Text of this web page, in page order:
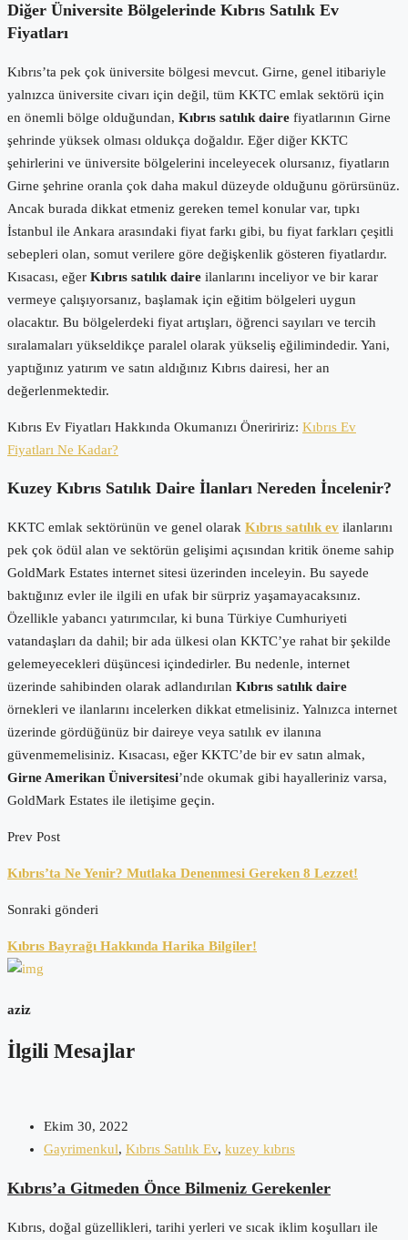
Diğer Üniversite Bölgelerinde Kıbrıs Satılık Ev
Fiyatları
Kıbrıs’ta pek çok üniversite bölgesi mevcut. Girne, genel itibariyle
yalnızca üniversite civarı için değil, tüm KKTC emlak sektörü için
en önemli bölge olduğundan, Kıbrıs satılık daire fiyatlarının Girne
şehrinde yüksek olması oldukça doğaldır. Eğer diğer KKTC
şehirlerini ve üniversite bölgelerini inceleyecek olursanız, fiyatların
Girne şehrine oranla çok daha makul düzeyde olduğunu görürsünüz.
Ancak burada dikkat etmeniz gereken temel konular var, tıpkı
İstanbul ile Ankara arasındaki fiyat farkı gibi, bu fiyat farkları çeşitli
sebepleri olan, somut verilere göre değişkenlik gösteren fiyatlardır.
Kısacası, eğer Kıbrıs satılık daire ilanlarını inceliyor ve bir karar
vermeye çalışıyorsanız, başlamak için eğitim bölgeleri uygun
olacaktır. Bu bölgelerdeki fiyat artışları, öğrenci sayıları ve tercih
sıralamaları yükseldikçe paralel olarak yükseliş eğilimindedir. Yani,
yaptığınız yatırım ve satın aldığınız Kıbrıs dairesi, her an
değerlenmektedir.
Kıbrıs Ev Fiyatları Hakkında Okumanızı Öneriririz: Kıbrıs Ev
Fiyatları Ne Kadar?
Kuzey Kıbrıs Satılık Daire İlanları Nereden İncelenir?
KKTC emlak sektörünün ve genel olarak Kıbrıs satılık ev ilanlarını
pek çok ödül alan ve sektörün gelişimi açısından kritik öneme sahip
GoldMark Estates internet sitesi üzerinden inceleyin. Bu sayede
baktığınız evler ile ilgili en ufak bir sürpriz yaşamayacaksınız.
Özellikle yabancı yatırımcılar, ki buna Türkiye Cumhuriyeti
vatandaşları da dahil; bir ada ülkesi olan KKTC’ye rahat bir şekilde
gelemeyecekleri düşüncesi içindedirler. Bu nedenle, internet
üzerinde sahibinden olarak adlandırılan Kıbrıs satılık daire
örnekleri ve ilanlarını incelerken dikkat etmelisiniz. Yalnızca internet
üzerinde gördüğünüz bir daireye veya satılık ev ilanına
güvenmemelisiniz. Kısacası, eğer KKTC’de bir ev satın almak,
Girne Amerikan Üniversitesi’nde okumak gibi hayalleriniz varsa,
GoldMark Estates ile iletişime geçin.
Prev Post
Kıbrıs’ta Ne Yenir? Mutlaka Denenmesi Gereken 8 Lezzet!
Sonraki gönderi
Kıbrıs Bayrağı Hakkında Harika Bilgiler!
aziz
İlgili Mesajlar
Ekim 30, 2022
Gayrimenkul, Kıbrıs Satılık Ev, kuzey kıbrıs
Kıbrıs’a Gitmeden Önce Bilmeniz Gerekenler
Kıbrıs, doğal güzellikleri, tarihi yerleri ve sıcak iklim koşulları ile